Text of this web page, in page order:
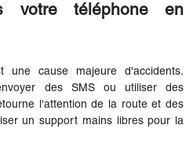
votre téléphone en
une cause majeure d'accidents.
des SMS ou utiliser des
l'attention de la route et des
un support mains libres pour la